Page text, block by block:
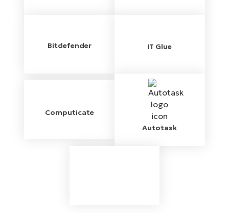
Bitdefender IT Glue
Computicate
Autotask